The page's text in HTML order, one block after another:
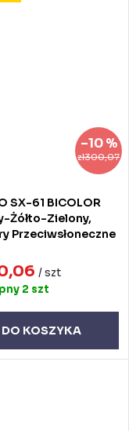
zł300,07
–10 %
SX-61 BICOLOR
Żółto-Zielony,
Przeciwsłoneczne
/ szt
2 szt
DO KOSZYKA